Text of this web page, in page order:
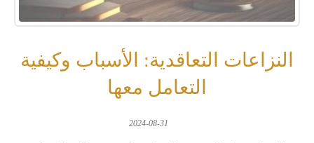
النزاعات التعاقدية: الأسباب وكيفية
التعامل معها
2024-08-31